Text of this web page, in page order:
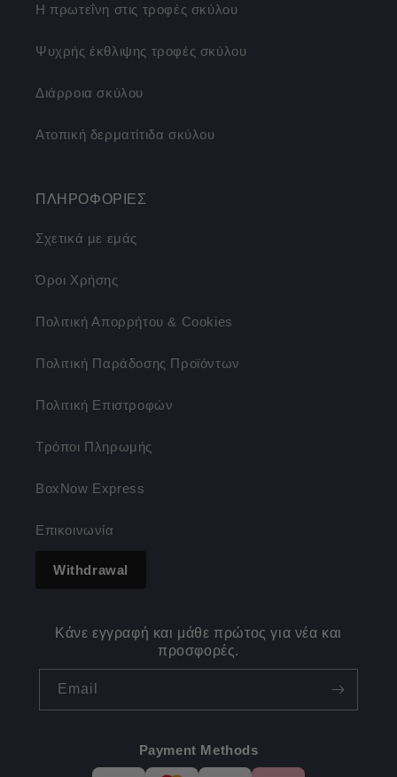
Η πρωτεΐνη στις τροφές σκύλου
Ψυχρής έκθλιψης τροφές σκύλου
Διάρροια σκύλου
Ατοπική δερματίτιδα σκύλου
ΠΛΗΡΟΦΟΡΙΕΣ
Σχετικά με εμάς
Όροι Χρήσης
Πολιτική Απορρήτου & Cookies
Πολιτική Παράδοσης Προϊόντων
Πολιτική Επιστροφών
Τρόποι Πληρωμής
BoxNow Express
Επικοινωνία
Withdrawal
Κάνε εγγραφή και μάθε πρώτος για νέα και
προσφορές.
Email
Payment Methods